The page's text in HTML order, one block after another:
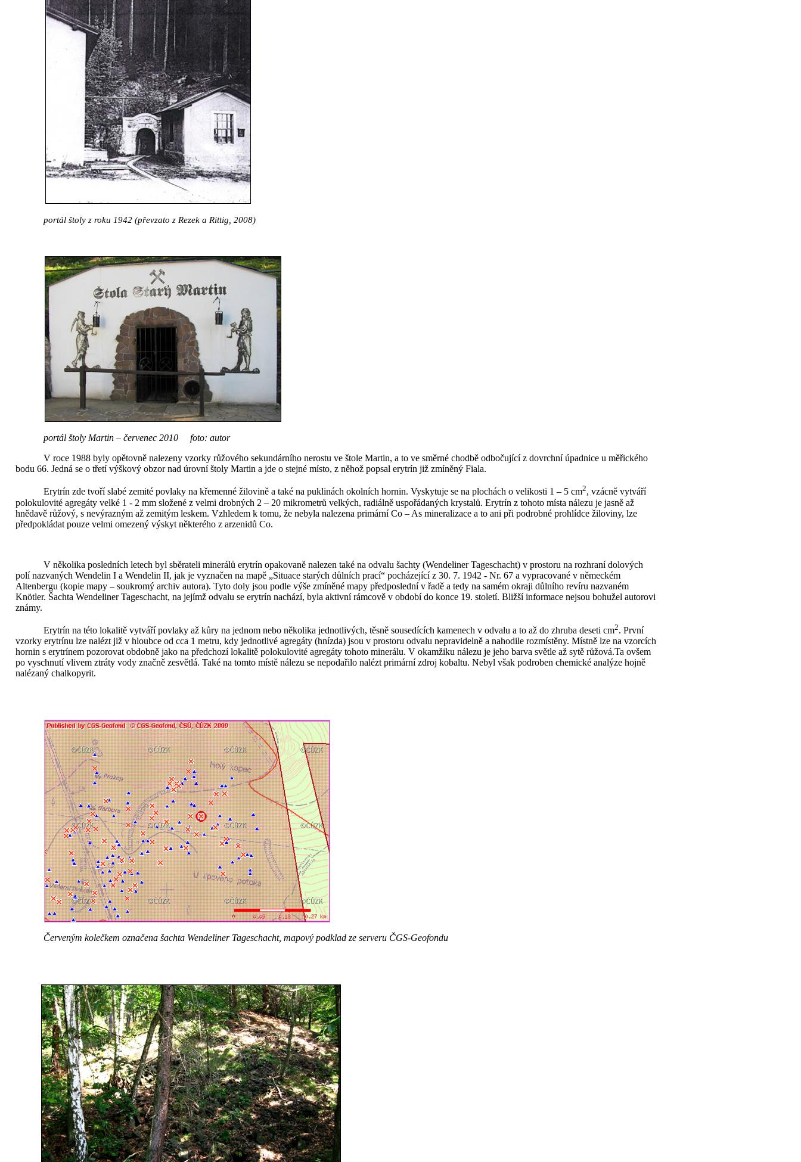
portál štoly z roku 1942 (převzato z Rezek a Rittig, 2008)
portál štoly Martin – červenec 2010 foto: autor
V roce 1988 byly opětovně nalezeny vzorky růžového sekundárního nerostu ve štole Martin, a to ve směrné chodbě odbočující z dovrchní úpadnice u měřického
bodu 66. Jedná se o třetí výškový obzor nad úrovní štoly Martin a jde o stejné místo, z něhož popsal erytrín již zmíněný Fiala.
Erytrín zde tvoří slabé zemité povlaky na křemenné žilovině a také na puklinách okolních hornin. Vyskytuje se na plochách o velikosti 1 – 5 cm2, vzácně vytváří
polokulovité agregáty velké 1 - 2 mm složené z velmi drobných 2 – 20 mikrometrů velkých, radiálně uspořádaných krystalů. Erytrín z tohoto místa nálezu je jasně až
hnědavě růžový, s nevýrazným až zemitým leskem. Vzhledem k tomu, že nebyla nalezena primární Co – As mineralizace a to ani při podrobné prohlídce žiloviny, lze
předpokládat pouze velmi omezený výskyt některého z arzenidů Co.
V několika posledních letech byl sběrateli minerálů erytrín opakovaně nalezen také na odvalu šachty (Wendeliner Tageschacht) v prostoru na rozhraní dolových
polí nazvaných Wendelin I a Wendelin II, jak je vyznačen na mapě „Situace starých důlních prací“ pocházející z 30. 7. 1942 - Nr. 67 a vypracované v německém
Altenbergu (kopie mapy – soukromý archiv autora). Tyto doly jsou podle výše zmíněné mapy předposlední v řadě a tedy na samém okraji důlního revíru nazvaném
Knötler. Šachta Wendeliner Tageschacht, na jejímž odvalu se erytrín nachází, byla aktivní rámcově v období do konce 19. století. Bližší informace nejsou bohužel autorovi
známy.
Erytrín na této lokalitě vytváří povlaky až kůry na jednom nebo několika jednotlivých, těsně sousedících kamenech v odvalu a to až do zhruba deseti cm2. První
vzorky erytrínu lze nalézt již v hloubce od cca 1 metru, kdy jednotlivé agregáty (hnízda) jsou v prostoru odvalu nepravidelně a nahodile rozmístěny. Místně lze na vzorcích
hornin s erytrínem pozorovat obdobně jako na předchozí lokalitě polokulovité agregáty tohoto minerálu. V okamžiku nálezu je jeho barva světle až sytě růžová.Ta ovšem
po vyschnutí vlivem ztráty vody značně zesvětlá. Také na tomto místě nálezu se nepodařilo nalézt primární zdroj kobaltu. Nebyl však podroben chemické analýze hojně
nalézaný chalkopyrit.
Červeným kolečkem označena šachta Wendeliner Tageschacht, mapový podklad ze serveru ČGS-Geofondu